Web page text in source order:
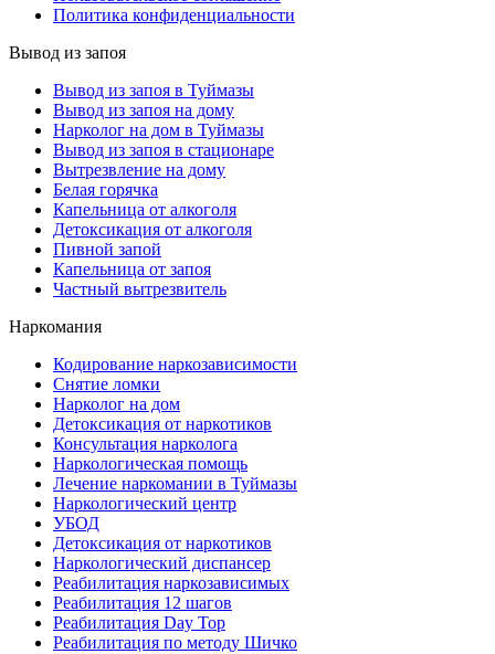
Политика конфиденциальности
Вывод из запоя
Вывод из запоя в Туймазы
Вывод из запоя на дому
Нарколог на дом в Туймазы
Вывод из запоя в стационаре
Вытрезвление на дому
Белая горячка
Капельница от алкоголя
Детоксикация от алкоголя
Пивной запой
Капельница от запоя
Частный вытрезвитель
Наркомания
Кодирование наркозависимости
Снятие ломки
Нарколог на дом
Детоксикация от наркотиков
Консультация нарколога
Наркологическая помощь
Лечение наркомании в Туймазы
Наркологический центр
УБОД
Детоксикация от наркотиков
Наркологический диспансер
Реабилитация наркозависимых
Реабилитация 12 шагов
Реабилитация Day Top
Реабилитация по методу Шичко